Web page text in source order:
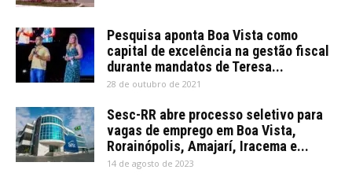
Pesquisa aponta Boa Vista como
capital de excelência na gestão fiscal
durante mandatos de Teresa...
28 de outubro de 2021
Sesc-RR abre processo seletivo para
vagas de emprego em Boa Vista,
Rorainópolis, Amajarí, Iracema e...
14 de agosto de 2023